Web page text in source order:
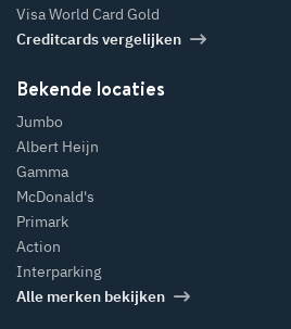
Visa World Card Gold
Creditcards vergelijken
Bekende locaties
Jumbo
Albert Heijn
Gamma
McDonald's
Primark
Action
Interparking
Alle merken bekijken